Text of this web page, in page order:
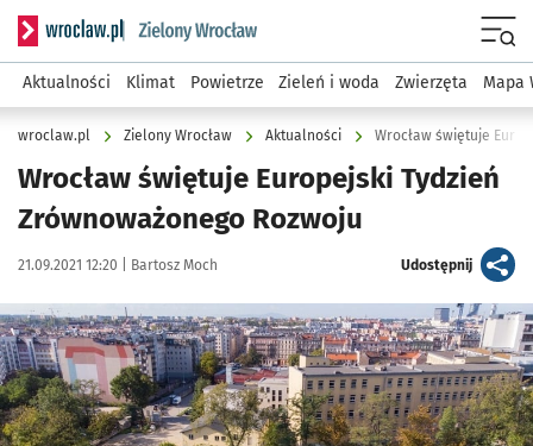
Serwis informacyjny wroclaw.pl podserwis: Środowisko we
Aktualności Klimat Powietrze Zieleń i woda Zwierzęta Mapa
wroclaw.pl Zielony Wrocław Aktualności Wrocław świętuje
Wrocław świętuje Europejski Tydzień
Zrównoważonego Rozwoju
Data publikacji:
21.09.2021 12:20 | Autor:
Bartosz Moch Udostępnijartykuł
Kliknij, aby powiększyć